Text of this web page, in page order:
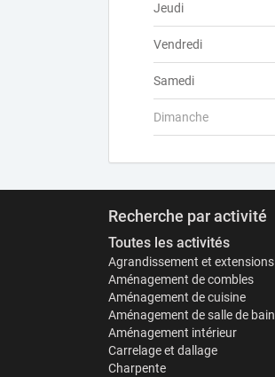
Jeudi
Vendredi
Samedi
Dimanche
Recherche par activité
Toutes les activités
Agrandissement et extensions
Aménagement de combles
Aménagement de cuisine
Aménagement de salle de bain
Aménagement intérieur
Carrelage et dallage
Charpente